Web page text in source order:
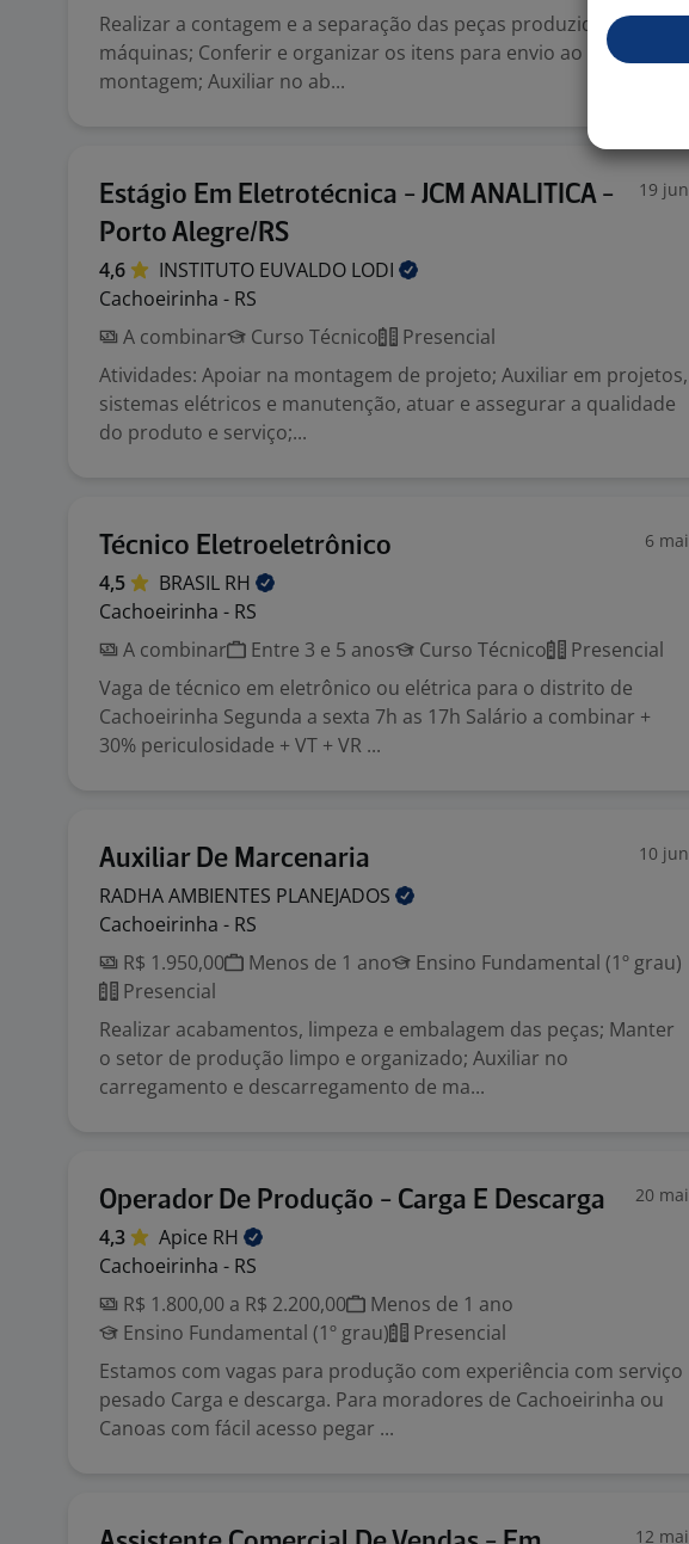
Realizar a contagem e a separação das peças produzidas pelas
máquinas; Conferir e organizar os itens para envio ao setor de
montagem; Auxiliar no ab...
Estágio Em Eletrotécnica - JCM ANALITICA -
Porto Alegre/RS
19 jun
4,6 INSTITUTO EUVALDO LODI
Cachoeirinha - RS
A combinar
Curso Técnico
Presencial
Atividades: Apoiar na montagem de projeto; Auxiliar em projetos,
sistemas elétricos e manutenção, atuar e assegurar a qualidade
do produto e serviço;...
Técnico Eletroeletrônico 6 mai
4,5 BRASIL RH
Cachoeirinha - RS
A combinar
Entre 3 e 5 anos Curso Técnico
Presencial
Vaga de técnico em eletrônico ou elétrica para o distrito de
Cachoeirinha Segunda a sexta 7h as 17h Salário a combinar +
30% periculosidade + VT + VR ...
Auxiliar De Marcenaria 10 jun
RADHA AMBIENTES PLANEJADOS
Cachoeirinha - RS
R$ 1.950,00
Menos de 1 ano
Ensino Fundamental (1º grau)
Presencial
Realizar acabamentos, limpeza e embalagem das peças; Manter
o setor de produção limpo e organizado; Auxiliar no
carregamento e descarregamento de ma...
Operador De Produção - Carga E Descarga 20 mai
4,3 Apice RH
Cachoeirinha - RS
R$ 1.800,00 a R$ 2.200,00
Menos de 1 ano
Ensino Fundamental (1º grau)
Presencial
Estamos com vagas para produção com experiência com serviço
pesado Carga e descarga. Para moradores de Cachoeirinha ou
Canoas com fácil acesso pegar ...
12 mai